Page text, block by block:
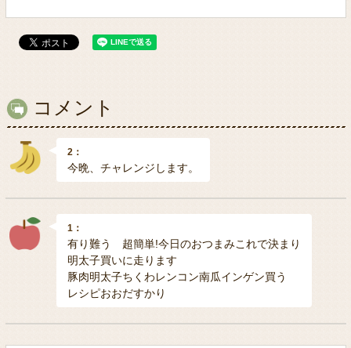
コメント
2：
今晩、チャレンジします。
1：
有り難う 超簡単!今日のおつまみこれで決まり
明太子買いに走ります
豚肉明太子ちくわレンコン南瓜インゲン買う
レシピおおだすかり